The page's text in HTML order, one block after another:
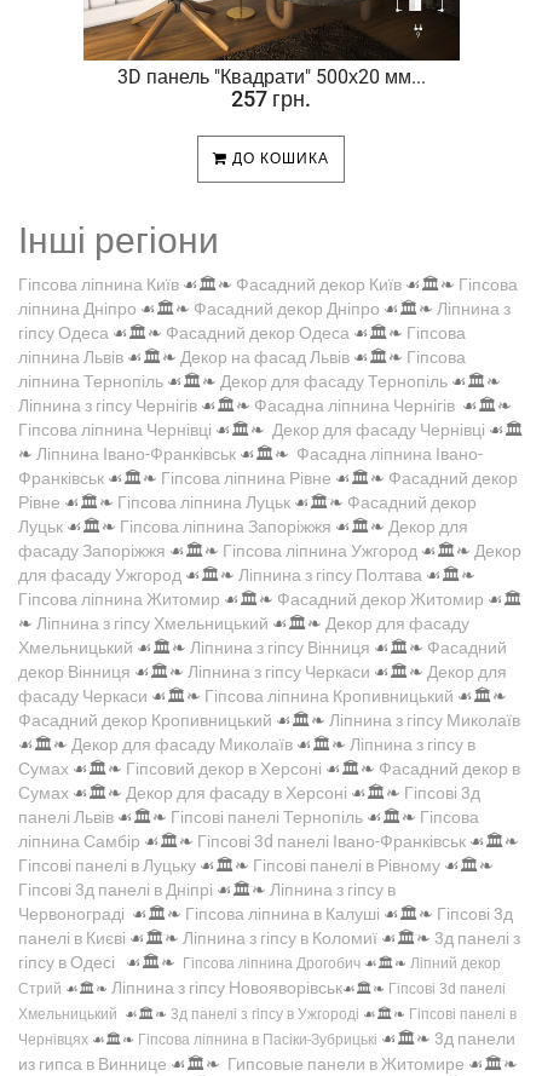
3D панель "Квадрати" 500х20 мм...
257 грн.
ДО КОШИКА
Інші регіони
Гіпсова ліпнина Київ ☙🏛️❧ Фасадний декор Київ ☙🏛️❧ Гіпсова
ліпнина Дніпро ☙🏛️❧ Фасадний декор Дніпро ☙🏛️❧ Ліпнина з
гіпсу Одеса ☙🏛️❧ Фасадний декор Одеса ☙🏛️❧ Гіпсова
ліпнина Львів ☙🏛️❧ Декор на фасад Львів ☙🏛️❧ Гіпсова
ліпнина Тернопіль ☙🏛️❧ Декор для фасаду Тернопіль ☙🏛️❧
Ліпнина з гіпсу Чернігів ☙🏛️❧ Фасадна ліпнина Чернігів ☙🏛️❧
Гіпсова ліпнина Чернівці ☙🏛️❧ Декор для фасаду Чернівці ☙🏛️
❧ Ліпнина Івано-Франківськ ☙🏛️❧ Фасадна ліпнина Івано-
Франківськ ☙🏛️❧ Гіпсова ліпнина Рівне ☙🏛️❧ Фасадний декор
Рівне ☙🏛️❧ Гіпсова ліпнина Луцьк ☙🏛️❧ Фасадний декор
Луцьк ☙🏛️❧ Гіпсова ліпнина Запоріжжя ☙🏛️❧ Декор для
фасаду Запоріжжя ☙🏛️❧ Гіпсова ліпнина Ужгород ☙🏛️❧ Декор
для фасаду Ужгород ☙🏛️❧ Ліпнина з гіпсу Полтава ☙🏛️❧
Гіпсова ліпнина Житомир ☙🏛️❧ Фасадний декор Житомир ☙🏛️
❧ Ліпнина з гіпсу Хмельницький ☙🏛️❧ Декор для фасаду
Хмельницький ☙🏛️❧ Ліпнина з гіпсу Вінниця ☙🏛️❧ Фасадний
декор Вінниця ☙🏛️❧ Ліпнина з гіпсу Черкаси ☙🏛️❧ Декор для
фасаду Черкаси ☙🏛️❧ Гіпсова ліпнина Кропивницький ☙🏛️❧
Фасадний декор Кропивницький ☙🏛️❧ Ліпнина з гіпсу Миколаїв
☙🏛️❧ Декор для фасаду Миколаїв ☙🏛️❧ Ліпнина з гіпсу в
Сумах ☙🏛️❧ Гіпсовий декор в Херсоні ☙🏛️❧ Фасадний декор в
Сумах ☙🏛️❧ Декор для фасаду в Херсоні ☙🏛️❧ Гіпсові 3д
панелі Львів ☙🏛️❧ Гіпсові панелі Тернопіль ☙🏛️❧ Гіпсова
ліпнина Самбір ☙🏛️❧ Гіпсові 3d панелі Івано-Франківськ ☙🏛️❧
Гіпсові панелі в Луцьку ☙🏛️❧ Гіпсові панелі в Рівному ☙🏛️❧
Гіпсові 3д панелі в Дніпрі ☙🏛️❧ Ліпнина з гіпсу в
Червонограді ☙🏛️❧ Гіпсова ліпнина в Калуші ☙🏛️❧ Гіпсові 3д
панелі в Києві ☙🏛️❧ Ліпнина з гіпсу в Коломиї ☙🏛️❧ 3д панелі з
гіпсу в Одесі ☙🏛️❧ Гіпсова ліпнина Дрогобич ☙🏛️❧ Ліпний декор
Стрий ☙🏛️❧ Ліпнина з гіпсу Новояворівськ☙🏛️❧ Гіпсові 3d панелі
Хмельницький ☙🏛️❧ 3д панелі з гіпсу в Ужгороді ☙🏛️❧ Гіпсові панелі в
Чернівцях ☙🏛️❧ Гіпсова ліпнина в Пасіки-Зубрицькі ☙🏛️❧ 3д панели
из гипса в Виннице ☙🏛️❧ Гипсовые панели в Житомире ☙🏛️❧